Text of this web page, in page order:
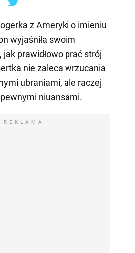
z Ameryki o imieniu
wyjaśniła swoim
prawidłowo prać strój
nie zaleca wrzucania
ubraniami, ale raczej
niuansami.
REKLAMA